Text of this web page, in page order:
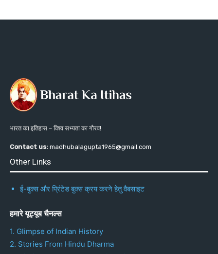
भारत का इतिहास – विश्व सभ्यता का गौरव!
Contact us: madhubalagupta1965@gmail.com
Other Links
ई-बुक्स और प्रिंटेड बुक्स क्रय करने हेतु वैबसाइट
हमारे यूट्यूब चैनल्स
1. Glimpse of Indian History
2. Stories From Hindu Dharma